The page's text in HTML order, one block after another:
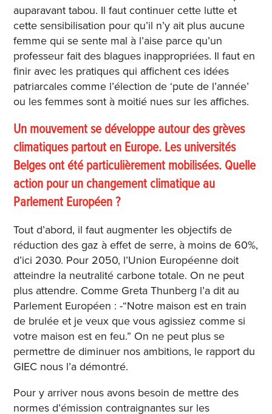
auparavant tabou. Il faut continuer cette lutte et
cette sensibilisation pour qu’il n’y ait plus aucune
femme qui se sente mal à l’aise parce qu’un
professeur fait des blagues inappropriées. Il faut en
finir avec les pratiques qui affichent ces idées
patriarcales comme l’élection de ‘pute de l’année’
ou les femmes sont à moitié nues sur les affiches.
Un mouvement se développe autour des grèves
climatiques partout en Europe. Les universités
Belges ont été particulièrement mobilisées. Quelle
action pour un changement climatique au
Parlement Européen ?
Tout d’abord, il faut augmenter les objectifs de
réduction des gaz à effet de serre, à moins de 60%,
d’ici 2030. Pour 2050, l’Union Européenne doit
atteindre la neutralité carbone totale. On ne peut
plus attendre. Comme Greta Thunberg l’a dit au
Parlement Européen : -“Notre maison est en train
de brulée et je veux que vous agissiez comme si
votre maison est en feu.” On ne peut plus se
permettre de diminuer nos ambitions, le rapport du
GIEC nous l’a démontré.
Pour y arriver nous avons besoin de mettre des
normes d’émission contraignantes sur les